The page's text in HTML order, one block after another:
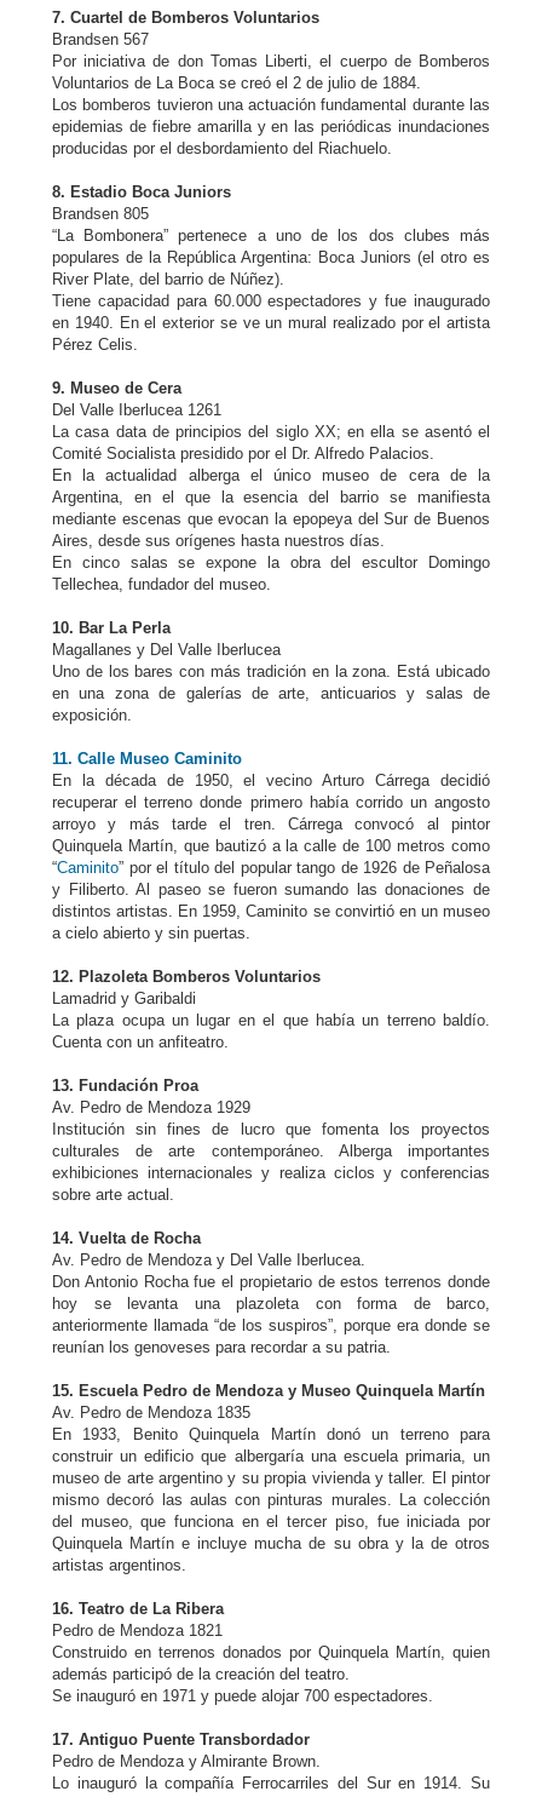
7. Cuartel de Bomberos Voluntarios
Brandsen 567
Por iniciativa de don Tomas Liberti, el cuerpo de Bomberos
Voluntarios de La Boca se creó el 2 de julio de 1884.
Los bomberos tuvieron una actuación fundamental durante las
epidemias de fiebre amarilla y en las periódicas inundaciones
producidas por el desbordamiento del Riachuelo.
8. Estadio Boca Juniors
Brandsen 805
“La Bombonera” pertenece a uno de los dos clubes más
populares de la República Argentina: Boca Juniors (el otro es
River Plate, del barrio de Núñez).
Tiene capacidad para 60.000 espectadores y fue inaugurado
en 1940. En el exterior se ve un mural realizado por el artista
Pérez Celis.
9. Museo de Cera
Del Valle Iberlucea 1261
La casa data de principios del siglo XX; en ella se asentó el
Comité Socialista presidido por el Dr. Alfredo Palacios.
En la actualidad alberga el único museo de cera de la
Argentina, en el que la esencia del barrio se manifiesta
mediante escenas que evocan la epopeya del Sur de Buenos
Aires, desde sus orígenes hasta nuestros días.
En cinco salas se expone la obra del escultor Domingo
Tellechea, fundador del museo.
10. Bar La Perla
Magallanes y Del Valle Iberlucea
Uno de los bares con más tradición en la zona. Está ubicado
en una zona de galerías de arte, anticuarios y salas de
exposición.
11. Calle Museo Caminito
En la década de 1950, el vecino Arturo Cárrega decidió
recuperar el terreno donde primero había corrido un angosto
arroyo y más tarde el tren. Cárrega convocó al pintor
Quinquela Martín, que bautizó a la calle de 100 metros como
“Caminito” por el título del popular tango de 1926 de Peñalosa
y Filiberto. Al paseo se fueron sumando las donaciones de
distintos artistas. En 1959, Caminito se convirtió en un museo
a cielo abierto y sin puertas.
12. Plazoleta Bomberos Voluntarios
Lamadrid y Garibaldi
La plaza ocupa un lugar en el que había un terreno baldío.
Cuenta con un anfiteatro.
13. Fundación Proa
Av. Pedro de Mendoza 1929
Institución sin fines de lucro que fomenta los proyectos
culturales de arte contemporáneo. Alberga importantes
exhibiciones internacionales y realiza ciclos y conferencias
sobre arte actual.
14. Vuelta de Rocha
Av. Pedro de Mendoza y Del Valle Iberlucea.
Don Antonio Rocha fue el propietario de estos terrenos donde
hoy se levanta una plazoleta con forma de barco,
anteriormente llamada “de los suspiros”, porque era donde se
reunían los genoveses para recordar a su patria.
15. Escuela Pedro de Mendoza y Museo Quinquela Martín
Av. Pedro de Mendoza 1835
En 1933, Benito Quinquela Martín donó un terreno para
construir un edificio que albergaría una escuela primaria, un
museo de arte argentino y su propia vivienda y taller. El pintor
mismo decoró las aulas con pinturas murales. La colección
del museo, que funciona en el tercer piso, fue iniciada por
Quinquela Martín e incluye mucha de su obra y la de otros
artistas argentinos.
16. Teatro de La Ribera
Pedro de Mendoza 1821
Construido en terrenos donados por Quinquela Martín, quien
además participó de la creación del teatro.
Se inauguró en 1971 y puede alojar 700 espectadores.
17. Antiguo Puente Transbordador
Pedro de Mendoza y Almirante Brown.
Lo inauguró la compañía Ferrocarriles del Sur en 1914. Su